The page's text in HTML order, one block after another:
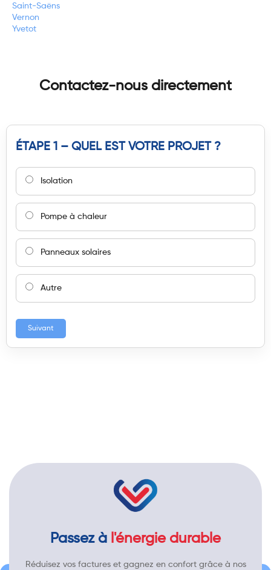
Saint-Saëns
Vernon
Yvetot
Contactez-nous directement
ÉTAPE 1 – QUEL EST VOTRE PROJET ?
Isolation
Pompe à chaleur
Panneaux solaires
Autre
Suivant
Passez à l'énergie durable
Réduisez vos factures et gagnez en confort grâce à nos